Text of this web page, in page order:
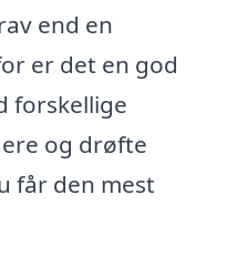
end en
er det en god
forskellige
og drøfte
får den mest